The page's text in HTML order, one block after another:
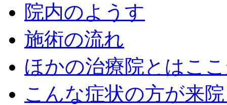
院内のようす
施術の流れ
ほかの治療院とはこ
こんな症状の方が来